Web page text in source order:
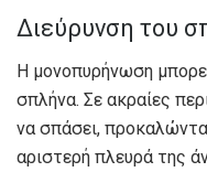
Διεύρυνση του
Η μονοπυρήνωση
σπλήνα. Σε ακραίες
να σπάσει,
αριστερή πλευρά της